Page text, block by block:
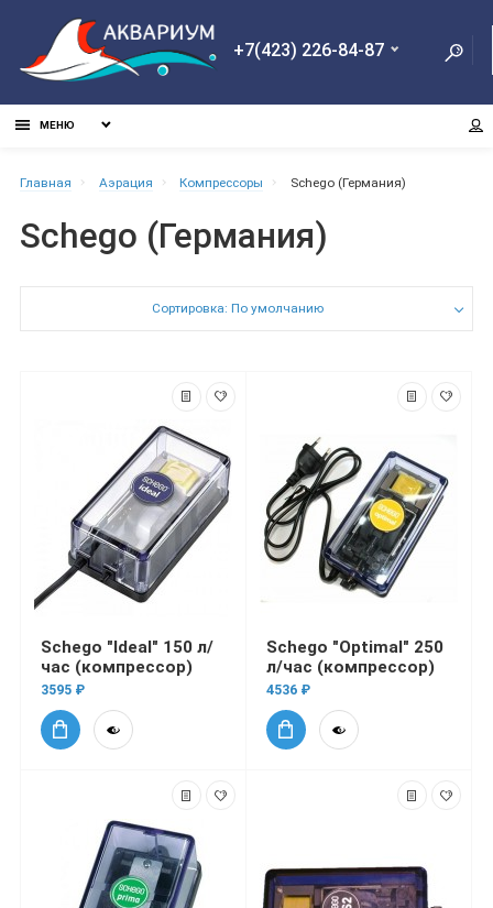
+7(423) 226-84-87
МЕНЮ
Главная Аэрация Компрессоры Schego (Германия)
Schego (Германия)
Сортировка: По умолчанию
Schego "Ideal" 150 л/
час (компрессор)
3595 ₽
Schego "Optimal" 250
л/час (компрессор)
4536 ₽